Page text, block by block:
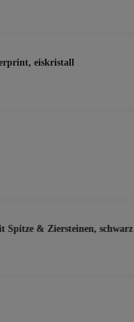
eiskristall
Spitze & Ziersteinen, schwarz